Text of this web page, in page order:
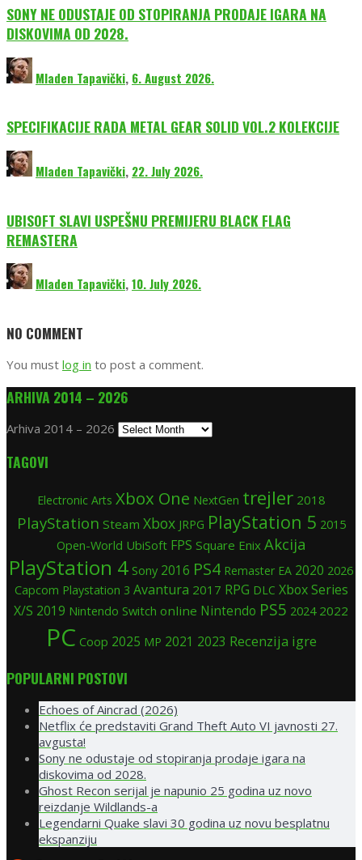
SONY NE ODUSTAJE OD STOPIRANJA PRODAJE IGARA NA
DISKOVIMA OD 2028.
Mladen Tapavički, 6. August 2026.
SPECIFIKACIJE RADA METAL GEAR SOLID VOL.2 KOLEKCIJE
Mladen Tapavički, 22. July 2026.
UBISOFT SLAVI USPEŠNU PREMIJERU BLACK FLAG
REMASTERA
Mladen Tapavički,10. July 2026.
NO COMMENT
You must log in to post a comment.
ARHIVA 2014 – 2026
Arhiva 2014 – 2026
TAGOVI
Electronic Arts Xbox One NextGen trejler 2018
PlayStation Steam Xbox JRPG PlayStation 5 2015
Open-World UbiSoft FPS Square Enix Akcija
PlayStation 4 Sony 2016 PS4 Remaster EA 2020 2026
Capcom Playstation 3 Avantura 2017 RPG DLC Xbox Series
X/S 2019 Nintendo Switch online Nintendo PS5 2024 2022
PC Coop 2025 MP 2021 2023 Recenzija igre
POPULARNI POSTOVI
Echoes of Aincrad (2026)
Netflix će predstaviti Grand Theft Auto VI javnosti 27.
avgusta!
Sony ne odustaje od stopiranja prodaje igara na
diskovima od 2028.
Ghost Recon serijal je napunio 25 godina uz novo
reizdanje Wildlands-a
Legendarni Quake slavi 30 godina uz novu besplatnu
ekspanziju